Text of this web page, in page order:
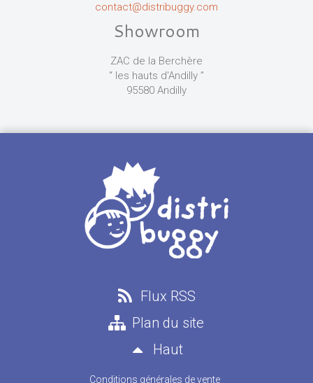
contact@distribuggy.com
Showroom
ZAC de la Berchère
“ les hauts d'Andilly ”
95580 Andilly
Flux RSS
Plan du site
Haut
Conditions générales de vente